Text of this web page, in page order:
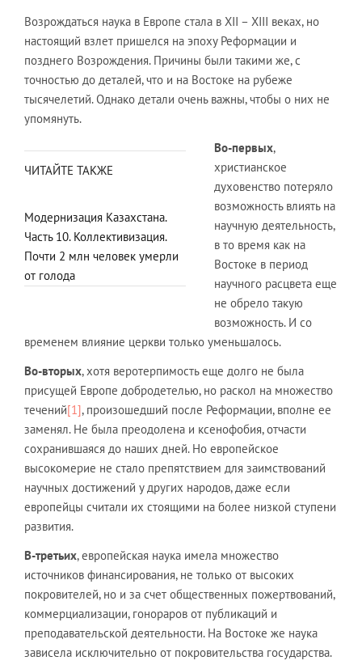
Возрождаться наука в Европе стала в XII – XIII веках, но
настоящий взлет пришелся на эпоху Реформации и
позднего Возрождения. Причины были такими же, с
точностью до деталей, что и на Востоке на рубеже
тысячелетий. Однако детали очень важны, чтобы о них не
упомянуть.
ЧИТАЙТЕ ТАКЖЕ
Модернизация Казахстана.
Часть 10. Коллективизация.
Почти 2 млн человек умерли
от голода
Во-первых,
христианское
духовенство потеряло
возможность влиять на
научную деятельность,
в то время как на
Востоке в период
научного расцвета еще
не обрело такую
возможность. И со
временем влияние церкви только уменьшалось.
Во-вторых, хотя веротерпимость еще долго не была
присущей Европе добродетелью, но раскол на множество
течений[1], произошедший после Реформации, вполне ее
заменял. Не была преодолена и ксенофобия, отчасти
сохранившаяся до наших дней. Но европейское
высокомерие не стало препятствием для заимствований
научных достижений у других народов, даже если
европейцы считали их стоящими на более низкой ступени
развития.
В-третьих, европейская наука имела множество
источников финансирования, не только от высоких
покровителей, но и за счет общественных пожертвований,
коммерциализации, гонораров от публикаций и
преподавательской деятельности. На Востоке же наука
зависела исключительно от покровительства государства.